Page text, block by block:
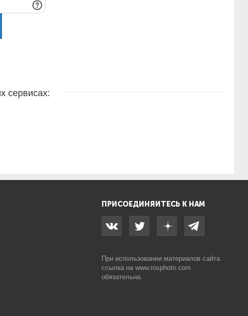
сервисах:
ПРИСОЕДИНЯЙТЕСЬ К НАМ
При использовании материалов сайта
ссылка на www.rosphoto.com
обязательна.